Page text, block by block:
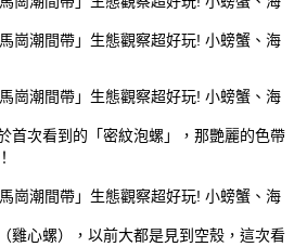
首次看到的「密紋泡螺」，那艷麗的色帶
雞心螺），以前大都是見到空殼，這次看